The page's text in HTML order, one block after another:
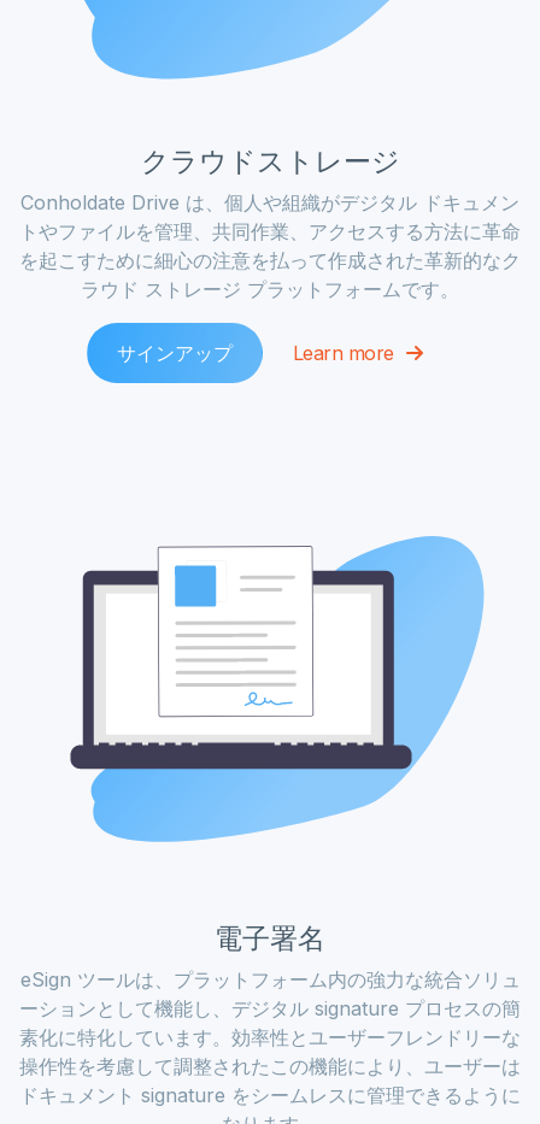
クラウドストレージ
Conholdate Drive は、個人や組織がデジタル ドキュメン
トやファイルを管理、共同作業、アクセスする方法に革命
を起こすために細心の注意を払って作成された革新的なク
ラウド ストレージ プラットフォームです。
サインアップ Learn more
電子署名
eSign ツールは、プラットフォーム内の強力な統合ソリュ
ーションとして機能し、デジタル signature プロセスの簡
素化に特化しています。効率性とユーザーフレンドリーな
操作性を考慮して調整されたこの機能により、ユーザーは
ドキュメント signature をシームレスに管理できるように